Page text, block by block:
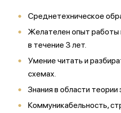
Среднетехническое
Желателен опыт работы
в течение 3 лет.
Умение читать и
схемах.
Знания в области
Коммуникабельность,